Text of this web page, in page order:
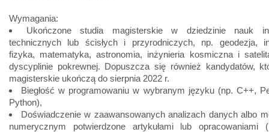
Wymagania:
Ukończone studia magisterskie w dziedzinie nauk
technicznych lub ścisłych i przyrodniczych, np. geodezja,
fizyka, matematyka, astronomia, inżynieria kosmiczna i
dyscyplinie pokrewnej. Dopuszcza się również kandydatów,
magisterskie ukończą do sierpnia 2022 r.
Biegłość w programowaniu w wybranym języku (np. C++,
Python),
Doświadczenie w zaawansowanych analizach danych albo
numerycznym potwierdzone artykułami lub opracowaniami